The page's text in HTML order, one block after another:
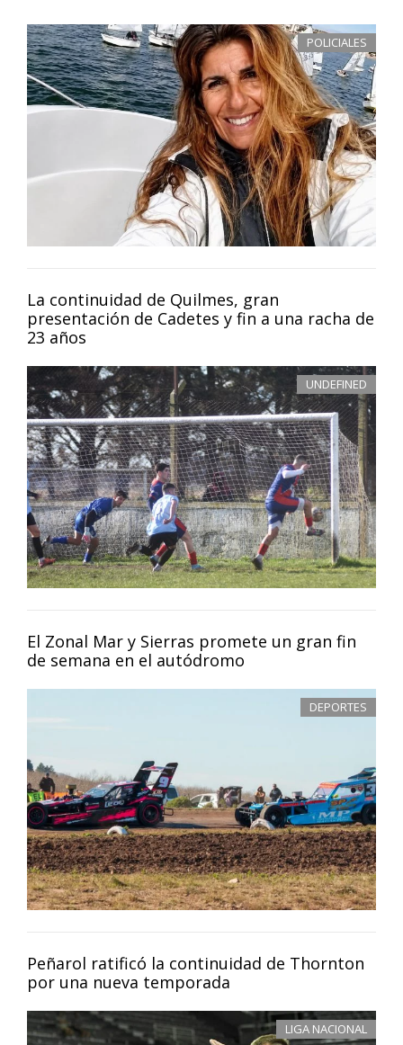
POLICIALES
La continuidad de Quilmes, gran
presentación de Cadetes y fin a una racha de
23 años
UNDEFINED
El Zonal Mar y Sierras promete un gran fin
de semana en el autódromo
DEPORTES
Peñarol ratificó la continuidad de Thornton
por una nueva temporada
LIGA NACIONAL